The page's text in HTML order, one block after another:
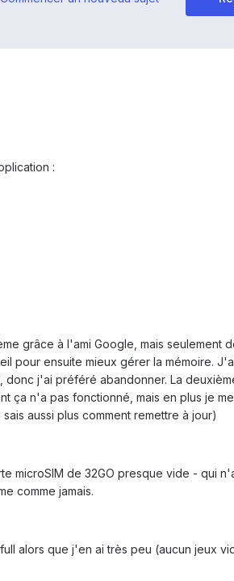
:
grâce à l'ami Google, mais seulement
pour ensuite mieux gérer la mémoire.
j'ai préféré abandonner. La
ça n'a pas fonctionné, mais en plus je
aussi plus comment remettre à jour)
microSIM de 32GO presque vide - qui
comme jamais.
alors que j'en ai très peu (aucun jeux